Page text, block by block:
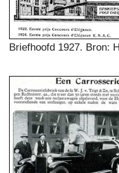
Briefhoofd 1927. Bron: